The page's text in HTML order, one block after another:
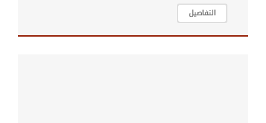
التفاصيل